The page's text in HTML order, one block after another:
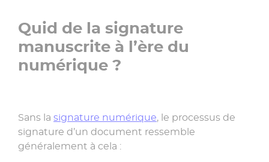
Quid de la signature
manuscrite à l’ère du
numérique ?
Sans la signature numérique, le processus de
signature d’un document ressemble
généralement à cela :